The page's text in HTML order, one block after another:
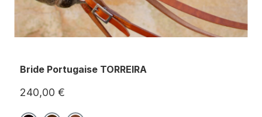
Bride Portugaise TORREIRA
240,00 €